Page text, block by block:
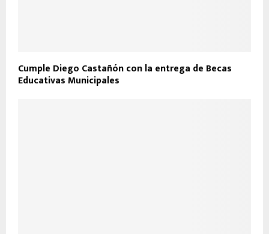
Cumple Diego Castañón con la entrega de Becas
Educativas Municipales